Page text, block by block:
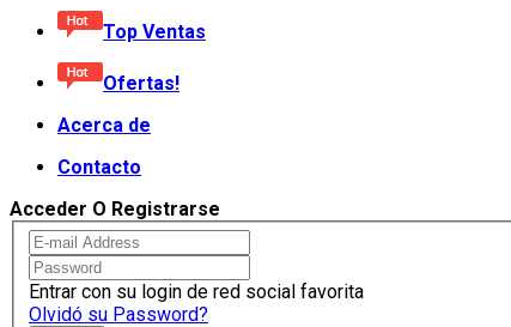
Top Ventas
Ofertas!
Acerca de
Contacto
Acceder O Registrarse
Entrar con su login de red social favorita
Olvidó su Password?